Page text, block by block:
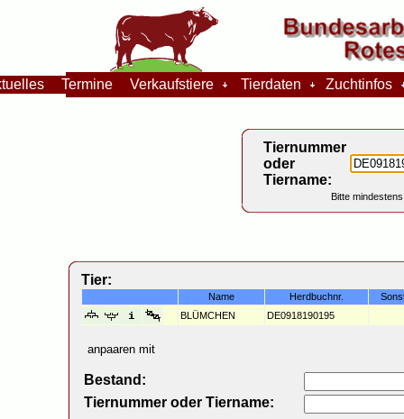
Termine Verkaufstiere Tierdaten Zuchtinfos
Tiernummer
oder
Tiername:
Bitte
Tier:
Name Herdbuchnr.
BLÜMCHEN
DE0918190195
anpaaren mit
Bestand:
Tiernummer oder Tiername: